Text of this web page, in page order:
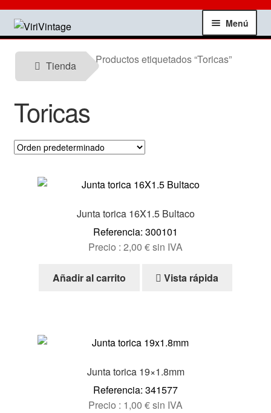
Ir
a
navegación
Ir
al
Menú
Tienda
Contactar
Informacion tecnica
Noticias
Tienda Productos etiquetados “Toricas”
Toricas
Junta torica 16X1.5 Bultaco
Referencia: 300101
Precio : 2,00 €sin IVA
Añadir al carrito Vista rápida
Junta torica 19×1.8mm
Referencia: 341577
Precio : 1,00 €sin IVA